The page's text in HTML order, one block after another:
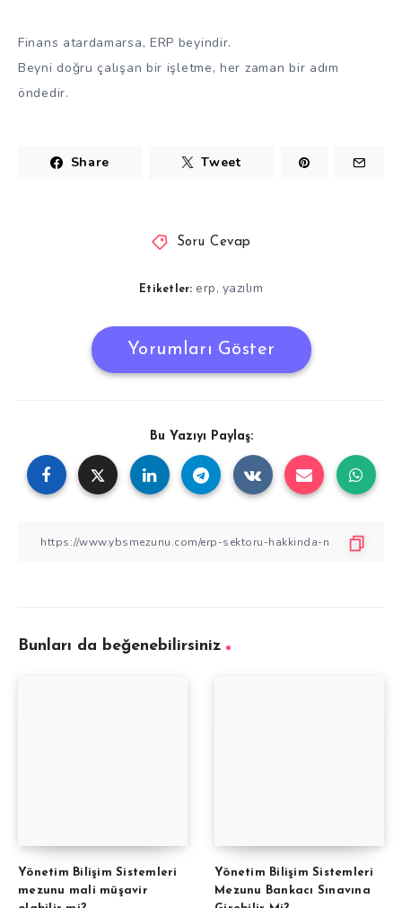
Finans atardamarsa, ERP beyindir.
Beyni doğru çalışan bir işletme, her zaman bir adım
öndedir.
Share Tweet
Soru Cevap
Etiketler: erp, yazılım
Yorumları Göster
Bu Yazıyı Paylaş:
Bunları da beğenebilirsiniz
Yönetim Bilişim Sistemleri
mezunu mali müşavir
Yönetim Bilişim Sistemleri
Mezunu Bankacı Sınavına